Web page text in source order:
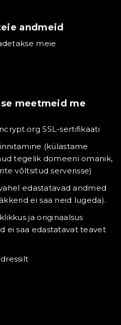
andmeid
meie
meetmeid me
SSL-sertifikaati
(külastame
tegelik domeeni omanik,
võltsitud serverisse)
edastatavad andmed
ei saa neid lugeda).
ja originaalsus
ei saa edastatavat teavet